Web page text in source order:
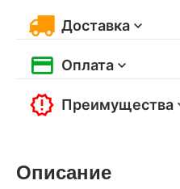
Доставка
Оплата
Преимущества
Описание